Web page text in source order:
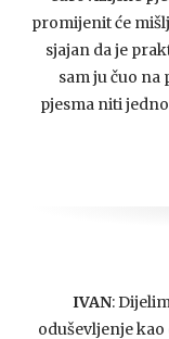
promijenit će
sjajan da je
sam ju čuo na
pjesma niti
IVAN:
oduševljenje